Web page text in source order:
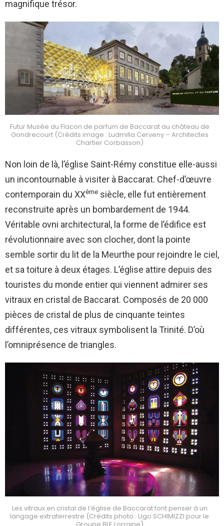
magnifique trésor.
Futur Musée du Flacon de parfum de Baccarat au château de
Gondrecourt (Crédits image : Ludmilla Cerveny – Architectes
Chartier Corbasson)
Non loin de là, l’église Saint-Rémy constitue elle-aussi
un incontournable à visiter à Baccarat. Chef-d’œuvre
contemporain du XXème siècle, elle fut entièrement
reconstruite après un bombardement de 1944.
Véritable ovni architectural, la forme de l’édifice est
révolutionnaire avec son clocher, dont la pointe
semble sortir du lit de la Meurthe pour rejoindre le ciel,
et sa toiture à deux étages. L’église attire depuis des
touristes du monde entier qui viennent admirer ses
vitraux en cristal de Baccarat. Composés de 20 000
pièces de cristal de plus de cinquante teintes
différentes, ces vitraux symbolisent la Trinité. D’où
l’omniprésence de triangles.
Les vitraux en cristal de l’église de Baccarat font penser à un
langage extraterrestre (Crédits photo : Ugo SCHIMIZZI pour le